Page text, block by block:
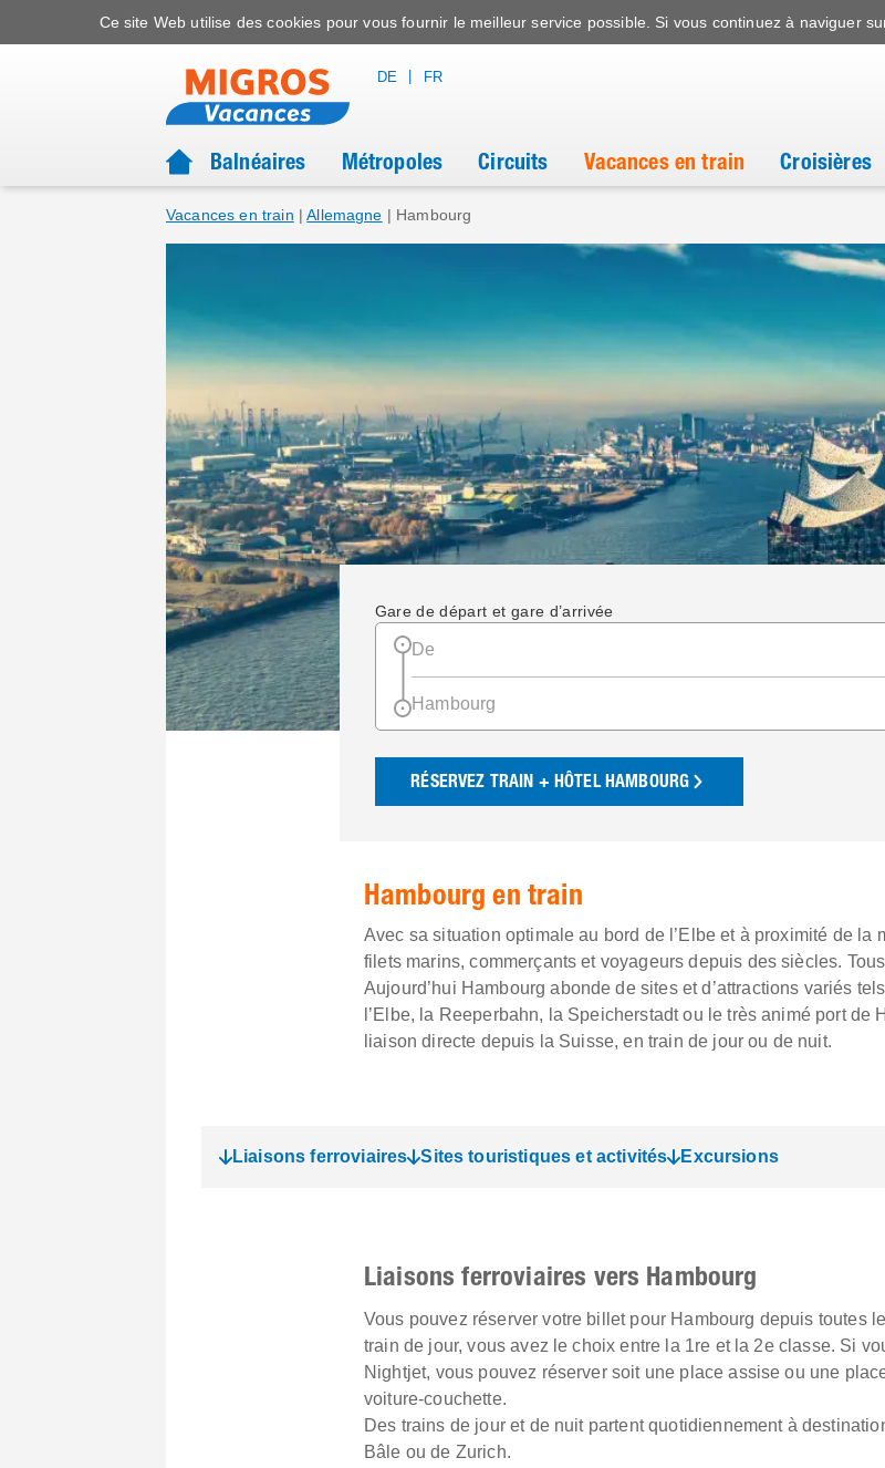
Ce site Web utilise des cookies pour vous fournir le meilleur service possible. Si vous continuez à naviguer
DE FR
Balnéaires Métropoles Circuits Vacances en train Croisières
Vacances en train |Allemagne | Hambourg
Gare de départ et gare d’arrivée
RÉSERVEZ TRAIN + HÔTEL HAMBOURG
Hambourg en train
Avec sa situation optimale au bord de l’Elbe et à proximité de la
filets marins, commerçants et voyageurs depuis des siècles.
Aujourd’hui Hambourg abonde de sites et d’attractions variés
l’Elbe, la Reeperbahn, la Speicherstadt ou le très animé port de
liaison directe depuis la Suisse, en train de jour ou de nuit.
Liaisons ferroviaires Sites touristiques et activités Excursions
Liaisons ferroviaires vers Hambourg
Vous pouvez réserver votre billet pour Hambourg depuis toutes
train de jour, vous avez le choix entre la 1re et la 2e classe. Si
Nightjet, vous pouvez réserver soit une place assise ou une
voiture-couchette.
Des trains de jour et de nuit partent quotidiennement à
Bâle ou de Zurich.